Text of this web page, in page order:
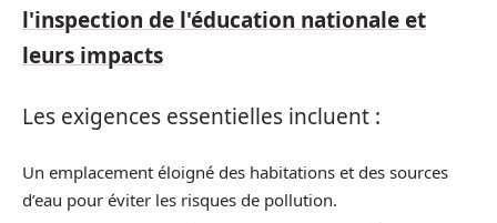
l'inspection de l'éducation nationale et
leurs impacts
Les exigences essentielles incluent :
Un emplacement éloigné des habitations et des sources
d’eau pour éviter les risques de pollution.